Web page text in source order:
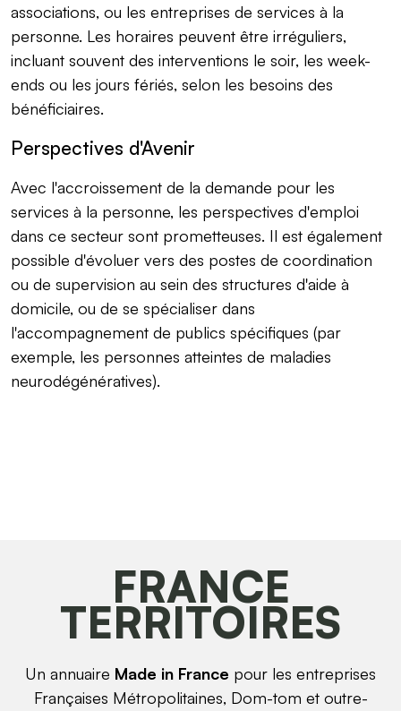
associations, ou les entreprises de services à la
personne. Les horaires peuvent être irréguliers,
incluant souvent des interventions le soir, les week-
ends ou les jours fériés, selon les besoins des
bénéficiaires.
Perspectives d'Avenir
Avec l'accroissement de la demande pour les
services à la personne, les perspectives d'emploi
dans ce secteur sont prometteuses. Il est également
possible d'évoluer vers des postes de coordination
ou de supervision au sein des structures d'aide à
domicile, ou de se spécialiser dans
l'accompagnement de publics spécifiques (par
exemple, les personnes atteintes de maladies
neurodégénératives).
FRANCE
TERRITOIRES
Un annuaire Made in France pour les entreprises
Françaises Métropolitaines, Dom-tom et outre-